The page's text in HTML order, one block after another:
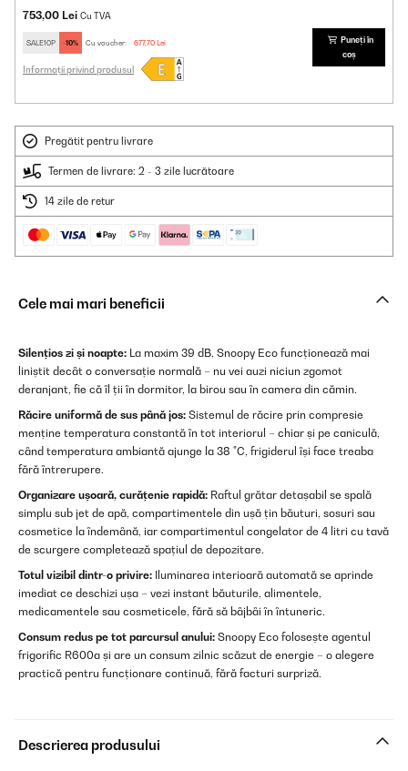
753,00 Lei Cu TVA
SALE10P -10% Cu voucher: 677,70 Lei
Informații privind produsul
Puneți în
coș
Pregătit pentru livrare
Termen de livrare: 2 - 3 zile lucrătoare
14 zile de retur
Cele mai mari beneficii
Silențios zi și noapte: La maxim 39 dB, Snoopy Eco funcționează mai
liniștit decât o conversație normală – nu vei auzi niciun zgomot
deranjant, fie că îl ții în dormitor, la birou sau în camera din cămin.
Răcire uniformă de sus până jos: Sistemul de răcire prin compresie
menține temperatura constantă în tot interiorul – chiar și pe caniculă,
când temperatura ambiantă ajunge la 38 °C, frigiderul își face treaba
fără întrerupere.
Organizare ușoară, curățenie rapidă: Raftul grătar detașabil se spală
simplu sub jet de apă, compartimentele din ușă țin băuturi, sosuri sau
cosmetice la îndemână, iar compartimentul congelator de 4 litri cu tavă
de scurgere completează spațiul de depozitare.
Totul vizibil dintr-o privire: Iluminarea interioară automată se aprinde
imediat ce deschizi ușa – vezi instant băuturile, alimentele,
medicamentele sau cosmeticele, fără să bâjbâi în întuneric.
Consum redus pe tot parcursul anului: Snoopy Eco folosește agentul
frigorific R600a și are un consum zilnic scăzut de energie – o alegere
practică pentru funcționare continuă, fără facturi surpriză.
Descrierea produsului